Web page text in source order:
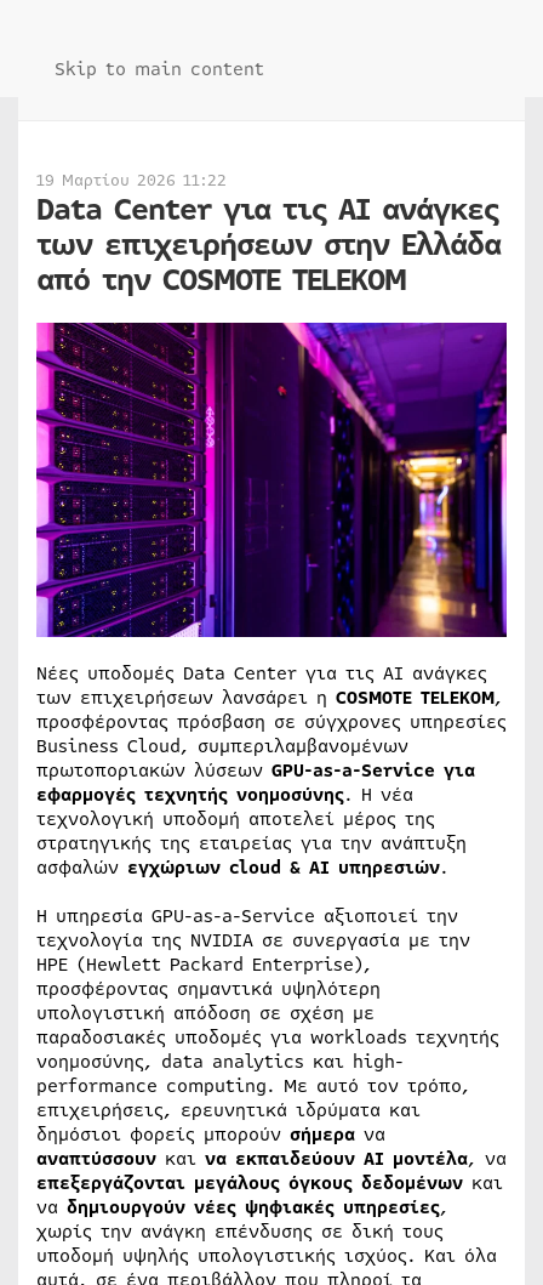
Skip to main content
19 Μαρτίου 2026 11:22
Data Center για τις ΑΙ ανάγκες
των επιχειρήσεων στην Ελλάδα
από την COSMOTE TELEKOM
Νέες υποδομές Data Center για τις ΑΙ ανάγκες
των επιχειρήσεων λανσάρει η COSMOTE TELEKOM,
προσφέροντας πρόσβαση σε σύγχρονες υπηρεσίες
Business Cloud, συμπεριλαμβανομένων
πρωτοποριακών λύσεων GPU-as-a-Service για
εφαρμογές τεχνητής νοημοσύνης. Η νέα
τεχνολογική υποδομή αποτελεί μέρος της
στρατηγικής της εταιρείας για την ανάπτυξη
ασφαλών εγχώριων cloud & AI υπηρεσιών.
Η υπηρεσία GPU-as-a-Service αξιοποιεί την
τεχνολογία της NVIDIA σε συνεργασία με την
HPE (Hewlett Packard Enterprise),
προσφέροντας σημαντικά υψηλότερη
υπολογιστική απόδοση σε σχέση με
παραδοσιακές υποδομές για workloads τεχνητής
νοημοσύνης, data analytics και high-
performance computing. Με αυτό τον τρόπο,
επιχειρήσεις, ερευνητικά ιδρύματα και
δημόσιοι φορείς μπορούν σήμερα να
αναπτύσσουν και να εκπαιδεύουν AI μοντέλα, να
επεξεργάζονται μεγάλους όγκους δεδομένων και
να δημιουργούν νέες ψηφιακές υπηρεσίες,
χωρίς την ανάγκη επένδυσης σε δική τους
υποδομή υψηλής υπολογιστικής ισχύος. Και όλα